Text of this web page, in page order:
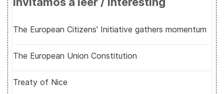
The European Citizens' Initiative gathers momentum
The European Union Constitution
Treaty of Nice